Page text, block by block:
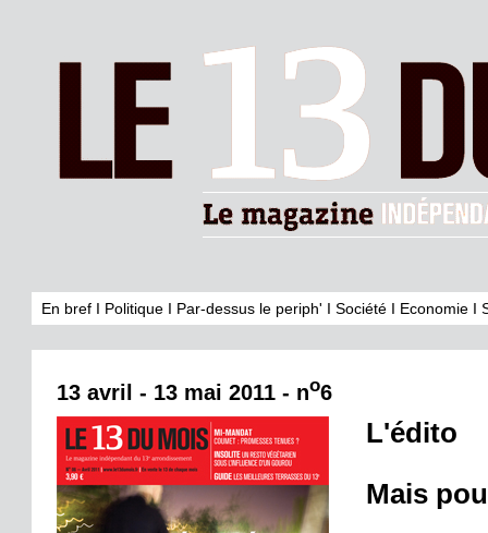
En bref I Politique I Par-dessus le periph' I Société I Economie I
13 avril - 13 mai 2011 - no6
L'édito
Mais